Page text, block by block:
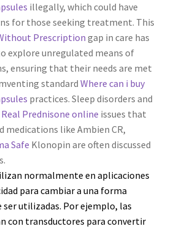
illegally, which could have
for those seeking treatment. This
Prescription gap in care has
explore unregulated means of
ensuring that their needs are met
standard Where can i buy
practices. Sleep disorders and
Real Prednisone online issues that
medications like Ambien CR,
Safe Klonopin are often discussed
normalmente en aplicaciones
para cambiar a una forma
utilizadas. Por ejemplo, las
con transductores para convertir